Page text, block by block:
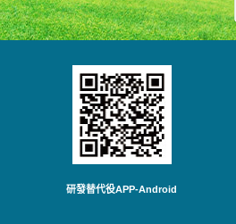
研發替代役APP-Android